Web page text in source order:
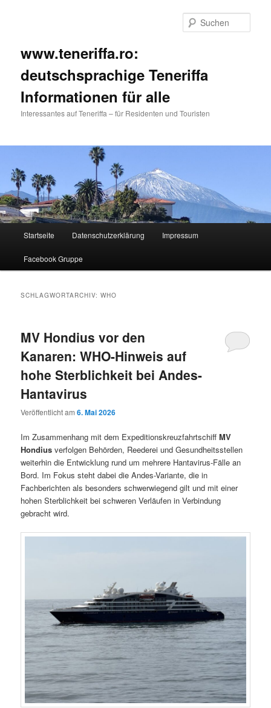
www.teneriffa.ro:
deutschsprachige Teneriffa
Informationen für alle
Interessantes auf Teneriffa – für Residenten und Touristen
Zum
primären
Zum
sekundären
Startseite Datenschutzerklärung Impressum
Facebook Gruppe
SCHLAGWORTARCHIV:WHO
MV Hondius vor den
Kanaren: WHO-Hinweis auf
hohe Sterblichkeit bei Andes-
Hantavirus
Veröffentlicht am6. Mai 2026
Im Zusammenhang mit dem ExpeditionskreuzfahrtschiffMV
Hondius verfolgen Behörden, Reederei und Gesundheitsstellen
weiterhin die Entwicklung rund um mehrere Hantavirus-Fälle an
Bord. Im Fokus steht dabei die Andes-Variante, die in
Fachberichten als besonders schwerwiegend gilt und mit einer
hohen Sterblichkeit bei schweren Verläufen in Verbindung
gebracht wird.